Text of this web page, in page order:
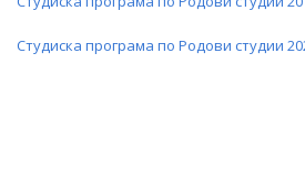
Студиска програма по Родови студии